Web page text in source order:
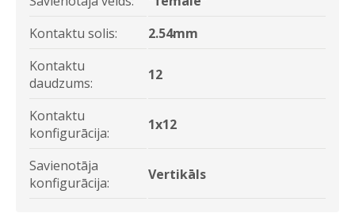
Kontaktu solis:
2.54mm
Kontaktu
daudzums:
12
Kontaktu
konfigurācija:
1x12
Savienotāja
konfigurācija:
Vertikāls